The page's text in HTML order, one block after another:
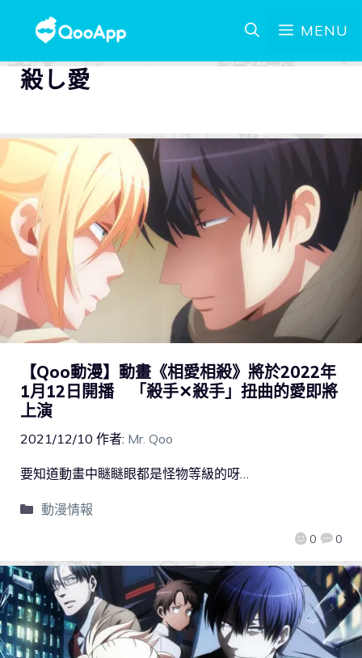
MENU
殺し愛
【Qoo動漫】動畫《相愛相殺》將於2022年
1月12日開播 「殺手✕殺手」扭曲的愛即將
上演
2021/12/10 作者: Mr. Qoo
0 0
要知道動畫中瞇瞇眼都是怪物等級的呀…
動漫情報